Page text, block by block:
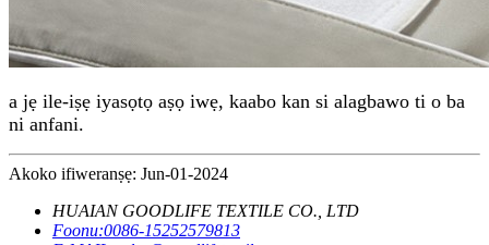
a jẹ ile-iṣẹ iyasọtọ aṣọ iwẹ, kaabo kan si alagbawo ti o ba
ni anfani.
Akoko ifiweranṣẹ: Jun-01-2024
HUAIAN GOODLIFE TEXTILE CO., LTD
Foonu:0086-15252579813